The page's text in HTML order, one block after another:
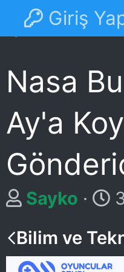
Forumlar
Giriş
Nasa
Ay'a
K
n
Sayko
ş
Bilim ve